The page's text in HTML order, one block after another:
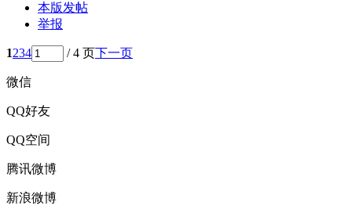
本版发帖
举报
1234 / 4 页下一页
微信
QQ好友
QQ空间
腾讯微博
新浪微博